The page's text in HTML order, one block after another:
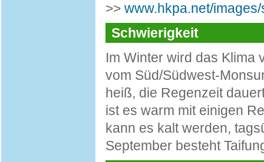
>> www.hkpa.net/
Schwierigkeit
Im Winter wird das Klima
vom Süd/Südwest-
heiß, die Regenzeit
ist es warm mit einigen
kann es kalt werden,
September besteht